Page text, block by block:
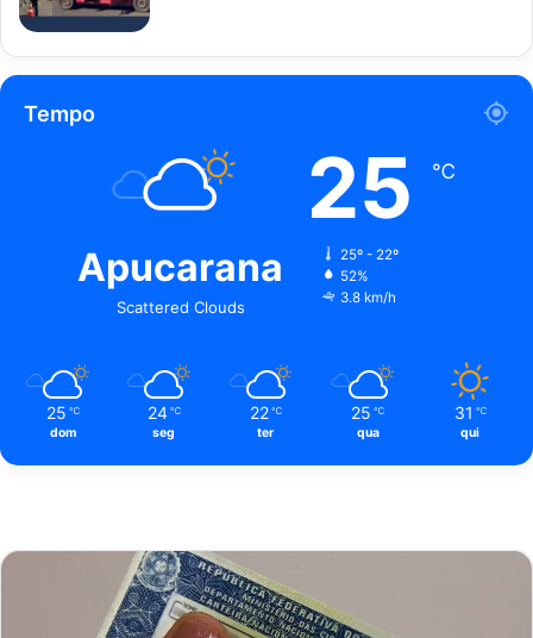
Tempo
Apucarana
Scattered Clouds
25 ℃
25º - 22º
52%
3.8 km/h
25 ℃
dom
24 ℃
seg
22 ℃
ter
25 ℃
qua
31 ℃
qui